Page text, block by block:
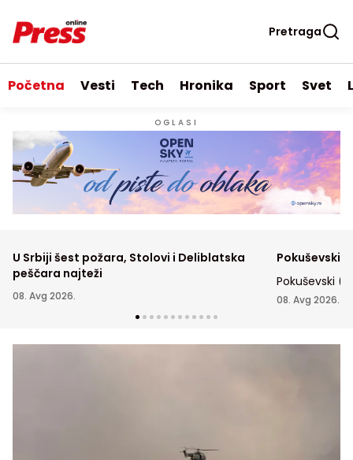
Pretraga
Početna Vesti Tech Hronika Sport Svet
OGLASI
U Srbiji šest požara, Stolovi i Deliblatska
peščara najteži
08. Avg 2026.
Pokuševski
Pokuševski
prosečno
08. Avg 2026.